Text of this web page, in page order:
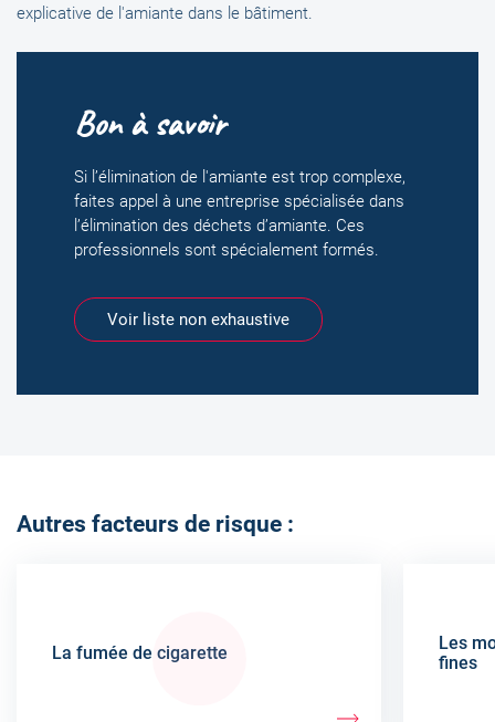
explicative de l'amiante dans le bâtiment.
Bon à savoir
Si l’élimination de l'amiante est trop complexe,
faites appel à une entreprise spécialisée dans
l’élimination des déchets d’amiante. Ces
professionnels sont spécialement formés.
Voir liste non exhaustive
Autres facteurs de risque :
La fumée de cigarette
Les
fines